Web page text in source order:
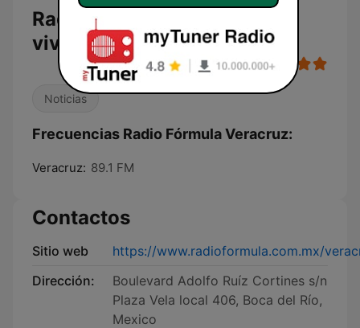
Radio Fórmula Veracruz en
vivo
Noticias
Frecuencias Radio Fórmula Veracruz:
Veracruz: 89.1 FM
Contactos
Sitio web
https://www.radioformula.com.mx/
Dirección:
Boulevard Adolfo Ruíz Cortines s/n
Plaza Vela local 406, Boca del Río,
Mexico